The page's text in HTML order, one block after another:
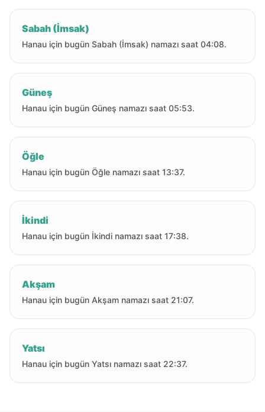
Sabah (İmsak)
Hanau için bugün Sabah (İmsak) namazı saat 04:08.
Güneş
Hanau için bugün Güneş namazı saat 05:53.
Öğle
Hanau için bugün Öğle namazı saat 13:37.
İkindi
Hanau için bugün İkindi namazı saat 17:38.
Akşam
Hanau için bugün Akşam namazı saat 21:07.
Yatsı
Hanau için bugün Yatsı namazı saat 22:37.